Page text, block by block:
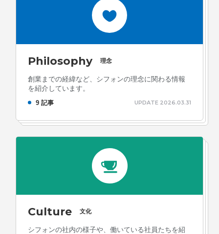
Philosophy 理念
創業までの経緯など、シフォンの理念に関わる情報
を紹介しています。
9 記事 UPDATE 2026.03.31
Culture 文化
シフォンの社内の様子や、働いている社員たちを紹